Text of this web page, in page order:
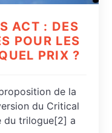
ACT : DES
POUR LES
PRIX ?
de la
du Critical
du trilogue[2] a